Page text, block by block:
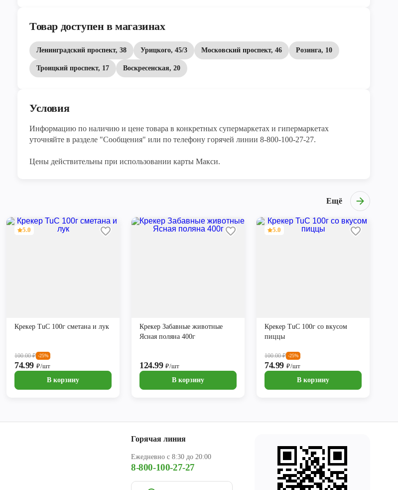
Товар доступен в магазинах
Ленинградский проспект, 38 Урицкого, 45/3 Московский проспект, 46 Розинга, 10
Троицкий проспект, 17 Воскресенская, 20
Условия
Информацию по наличию и цене товара в конкретных супермаркетах и гипермаркетах
уточняйте в разделе "Сообщения" или по телефону горячей линии 8-800-100-27-27.
Цены действительны при использовании карты Макси.
Ещё
5.0
Крекер TuC 100г сметана и лук
100.00₽ -25%
74.99 ₽/шт
В корзину
Крекер Забавные животные
Ясная поляна 400г
124.99₽/шт
В корзину
5.0
Крекер TuC 100г со вкусом
пиццы
100.00₽ -25%
74.99 ₽/шт
В корзину
Горячая линия
Ежедневно с 8:30 до 20:00
8-800-100-27-27